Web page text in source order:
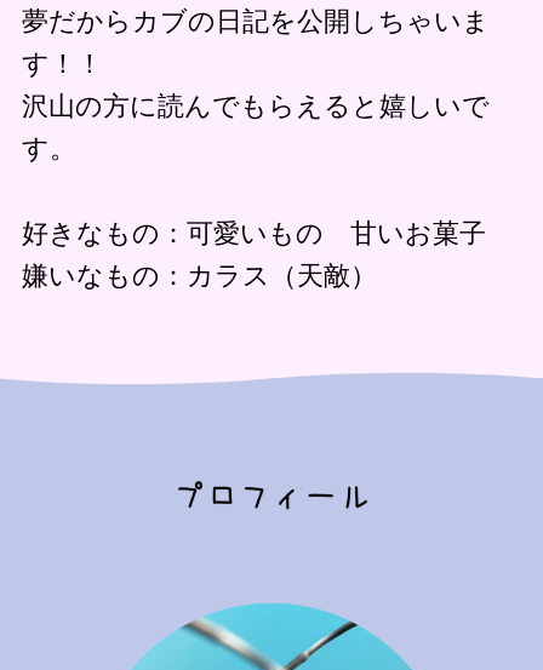
夢だからカブの日記を公開しちゃいま
す！！
沢山の方に読んでもらえると嬉しいで
す。
好きなもの：可愛いもの 甘いお菓子
嫌いなもの：カラス（天敵）